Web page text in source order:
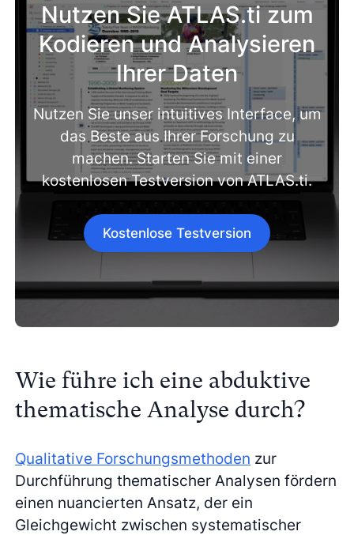
Nutzen Sie ATLAS.ti zum
Kodieren und Analysieren
Ihrer Daten
Nutzen Sie unser intuitives Interface, um
das Beste aus Ihrer Forschung zu
machen. Starten Sie mit einer
kostenlosen Testversion von ATLAS.ti.
Kostenlose Testversion
Wie führe ich eine abduktive
thematische Analyse durch?
Qualitative Forschungsmethoden zur
Durchführung thematischer Analysen fördern
einen nuancierten Ansatz, der ein
Gleichgewicht zwischen systematischer